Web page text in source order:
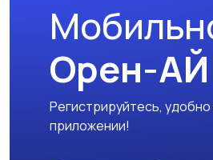
Орен-АЙ
Регистрируйтесь,
приложении!